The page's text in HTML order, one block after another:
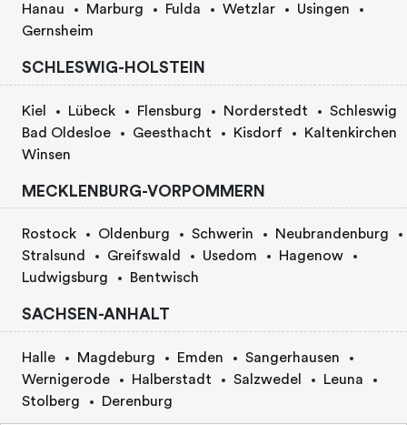
Hanau
Marburg Fulda Wetzlar
Usingen
Gernsheim
SCHLESWIG-HOLSTEIN
Kiel Lübeck Flensburg Norderstedt
Schleswig
Bad Oldesloe
Geesthacht Kisdorf
Kaltenkirchen
Winsen
MECKLENBURG-VORPOMMERN
Rostock Oldenburg Schwerin
Neubrandenburg
Stralsund
Greifswald Usedom
Hagenow
Ludwigsburg
Bentwisch
SACHSEN-ANHALT
Halle Magdeburg Emden
Sangerhausen
Wernigerode
Halberstadt Salzwedel
Leuna
Stolberg
Derenburg